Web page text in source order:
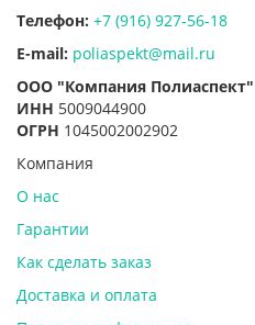
Телефон: +7 (916) 927-56-18
E-mail: poliaspekt@mail.ru
ООО "Компания Полиаспект"
ИНН 5009044900
ОГРН 1045002002902
Компания
О нас
Гарантии
Как сделать заказ
Доставка и оплата